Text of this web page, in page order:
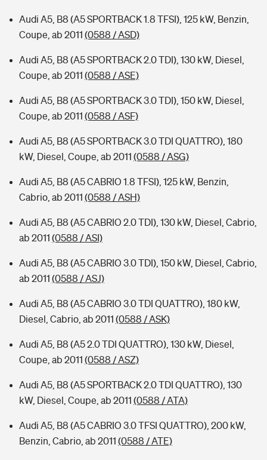
Audi A5, B8 (A5 SPORTBACK 1.8 TFSI), 125 kW, Benzin,
Coupe, ab 2011 (0588 / ASD)
Audi A5, B8 (A5 SPORTBACK 2.0 TDI), 130 kW, Diesel,
Coupe, ab 2011 (0588 / ASE)
Audi A5, B8 (A5 SPORTBACK 3.0 TDI), 150 kW, Diesel,
Coupe, ab 2011 (0588 / ASF)
Audi A5, B8 (A5 SPORTBACK 3.0 TDI QUATTRO), 180
kW, Diesel, Coupe, ab 2011 (0588 / ASG)
Audi A5, B8 (A5 CABRIO 1.8 TFSI), 125 kW, Benzin,
Cabrio, ab 2011 (0588 / ASH)
Audi A5, B8 (A5 CABRIO 2.0 TDI), 130 kW, Diesel, Cabrio,
ab 2011 (0588 / ASI)
Audi A5, B8 (A5 CABRIO 3.0 TDI), 150 kW, Diesel, Cabrio,
ab 2011 (0588 / ASJ)
Audi A5, B8 (A5 CABRIO 3.0 TDI QUATTRO), 180 kW,
Diesel, Cabrio, ab 2011 (0588 / ASK)
Audi A5, B8 (A5 2.0 TDI QUATTRO), 130 kW, Diesel,
Coupe, ab 2011 (0588 / ASZ)
Audi A5, B8 (A5 SPORTBACK 2.0 TDI QUATTRO), 130
kW, Diesel, Coupe, ab 2011 (0588 / ATA)
Audi A5, B8 (A5 CABRIO 3.0 TFSI QUATTRO), 200 kW,
Benzin, Cabrio, ab 2011 (0588 / ATE)